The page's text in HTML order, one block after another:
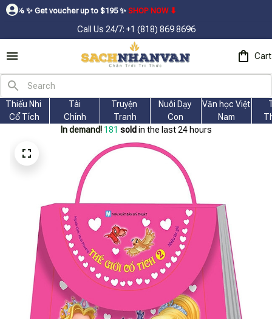
voucher up to $195ㅤ ✨ㅤSHOP NOW ⬇
Call Us 24/7: +1 (818) 869 8696
Cart
Thiếu Nhi
Cổ Tích
Tài
Chính
Truyện
Tranh
Nuôi Dạy
Con
Văn học Việt
Nam
In demand! 184 sold in the last 24 hours